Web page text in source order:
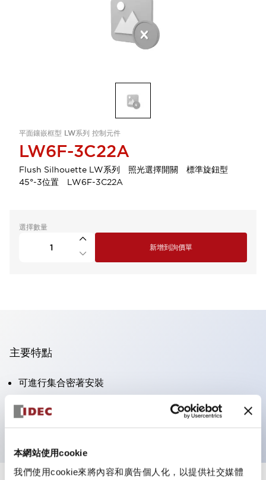
本網站使用cookie
我們使用cookie來將內容和廣告個人化，以提供社交媒體
平面鑲嵌框型 LW系列 控制元件
LW6F-3C22A
Flush Silhouette LW系列 照光選擇開關 標準旋鈕型
45°-3位置 LW6F-3C22A
選擇數量
新增到詢價單
主要特點
可進行集合密著安裝
附鎖選擇開關採用高安全性的彈子鎖結構
防護結構為IP65（IEC60529）